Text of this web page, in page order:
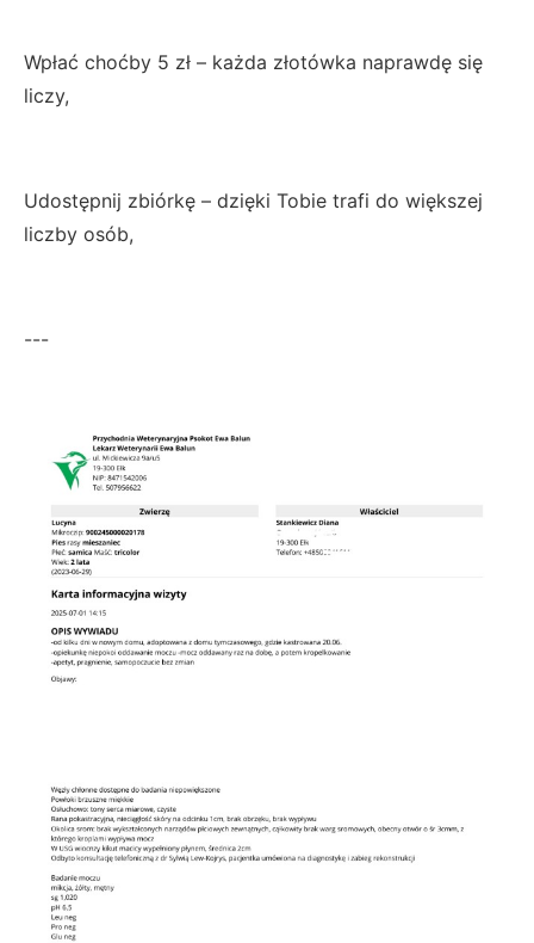
Wpłać choćby 5 zł – każda złotówka naprawdę się
liczy,
Udostępnij zbiórkę – dzięki Tobie trafi do większej
liczby osób,
---